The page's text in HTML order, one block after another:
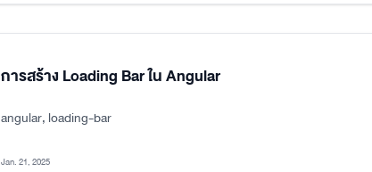
การสร้าง Loading Bar ใน Angular
angular, loading-bar
Jan. 21, 2025